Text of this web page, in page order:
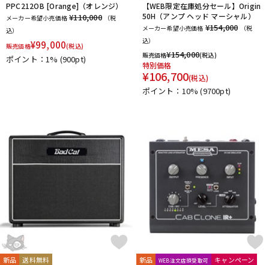
PPC212OB [Orange]（オレンジ）
メーカー希望小売価格 ¥110,000
（税
込）
販売価格¥99,000(税込)
ポイント：1% (900pt)
【WEB限定在庫処分セール】Origin
50H（アンプ ヘッド マーシャル）
メーカー希望小売価格 ¥154,000
（税
込）
販売価格¥154,000(税込)
特別価格
¥106,700(税込)
ポイント：10%(9700pt)
新品 送料無料 新品 WEB注文店頭受取可
キャンペーン